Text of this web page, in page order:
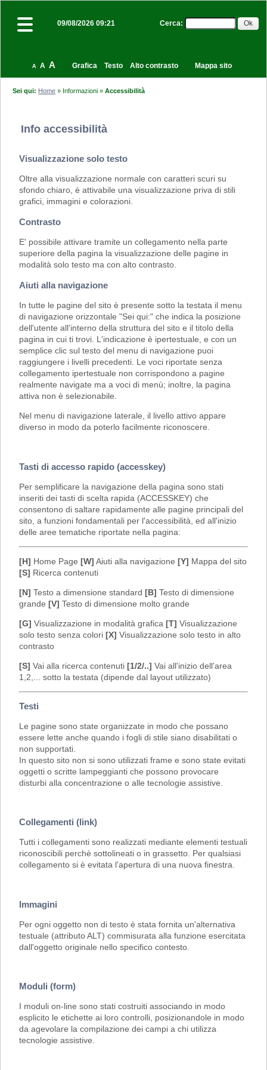
09/08/2026 09:21 Cerca:
A A A Grafica Testo Alto contrasto Mappa sito
Sei qui: Home » Informazioni »Accessibilità
Info accessibilità
Visualizzazione solo testo
Oltre alla visualizzazione normale con caratteri scuri su
sfondo chiaro, è attivabile una visualizzazione priva di stili
grafici, immagini e colorazioni.
Contrasto
E' possibile attivare tramite un collegamento nella parte
superiore della pagina la visualizzazione delle pagine in
modalità solo testo ma con alto contrasto.
Aiuti alla navigazione
In tutte le pagine del sito è presente sotto la testata il menu
di navigazione orizzontale "Sei qui:" che indica la posizione
dell'utente all'interno della struttura del sito e il titolo della
pagina in cui ti trovi. L'indicazione è ipertestuale, e con un
semplice clic sul testo del menu di navigazione puoi
raggiungere i livelli precedenti. Le voci riportate senza
collegamento ipertestuale non corrispondono a pagine
realmente navigate ma a voci di menù; inoltre, la pagina
attiva non è selezionabile.
Nel menu di navigazione laterale, il livello attivo appare
diverso in modo da poterlo facilmente riconoscere.
Tasti di accesso rapido (accesskey)
Per semplificare la navigazione della pagina sono stati
inseriti dei tasti di scelta rapida (ACCESSKEY) che
consentono di saltare rapidamente alle pagine principali del
sito, a funzioni fondamentali per l'accessibilità, ed all'inizio
delle aree tematiche riportate nella pagina:
[H] Home Page [W] Aiuti alla navigazione [Y] Mappa del sito
[S] Ricerca contenuti
[N] Testo a dimensione standard [B] Testo di dimensione
grande [V] Testo di dimensione molto grande
[G] Visualizzazione in modalità grafica [T] Visualizzazione
solo testo senza colori [X] Visualizzazione solo testo in alto
contrasto
[S] Vai alla ricerca contenuti [1/2/..] Vai all'inizio dell'area
1,2,... sotto la testata (dipende dal layout utilizzato)
Testi
Le pagine sono state organizzate in modo che possano
essere lette anche quando i fogli di stile siano disabilitati o
non supportati.
In questo sito non si sono utilizzati frame e sono state evitati
oggetti o scritte lampeggianti che possono provocare
disturbi alla concentrazione o alle tecnologie assistive.
Collegamenti (link)
Tutti i collegamenti sono realizzati mediante elementi testuali
riconoscibili perchè sottolineati o in grassetto. Per qualsiasi
collegamento si è evitata l'apertura di una nuova finestra.
Immagini
Per ogni oggetto non di testo è stata fornita un'alternativa
testuale (attributo ALT) commisurata alla funzione esercitata
dall'oggetto originale nello specifico contesto.
Moduli (form)
I moduli on-line sono stati costruiti associando in modo
esplicito le etichette ai loro controlli, posizionandole in modo
da agevolare la compilazione dei campi a chi utilizza
tecnologie assistive.